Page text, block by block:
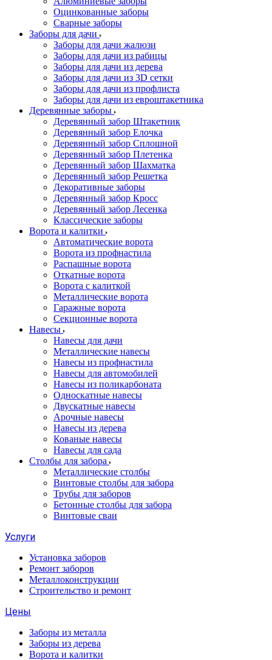
Оцинкованные заборы
Сварные заборы
Заборы для дачи
Заборы для дачи жалюзи
Заборы для дачи из рабицы
Заборы для дачи из дерева
Заборы для дачи из 3D сетки
Заборы для дачи из профлиста
Заборы для дачи из евроштакетника
Деревянные заборы
Деревянный забор Штакетник
Деревянный забор Елочка
Деревянный забор Сплошной
Деревянный забор Плетенка
Деревянный забор Шахматка
Деревянный забор Решетка
Декоративные заборы
Деревянный забор Кросс
Деревянный забор Лесенка
Классические заборы
Ворота и калитки
Автоматические ворота
Ворота из профнастила
Распашные ворота
Откатные ворота
Ворота с калиткой
Металлические ворота
Гаражные ворота
Секционные ворота
Навесы
Навесы для дачи
Металлические навесы
Навесы из профнастила
Навесы для автомобилей
Навесы из поликарбоната
Односкатные навесы
Двускатные навесы
Арочные навесы
Навесы из дерева
Кованые навесы
Навесы для сада
Столбы для забора
Металлические столбы
Винтовые столбы для забора
Трубы для заборов
Бетонные столбы для забора
Винтовые сваи
Услуги
Установка заборов
Ремонт заборов
Металлоконструкции
Строительство и ремонт
Цены
Заборы из металла
Заборы из дерева
Ворота и калитки